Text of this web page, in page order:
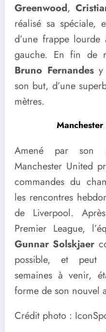
Greenwood,
réalisé sa spéciale,
d’une frappe
gauche. En fin de
Bruno Fernandesy
son but, d’une
mètres.
Amené par son
Manchester United
commandes du
les rencontres
de Liverpool.
Premier League,
Gunnar Solskjaer
possible, et peut
semaines à venir,
forme de son nouvel
Crédit photo :